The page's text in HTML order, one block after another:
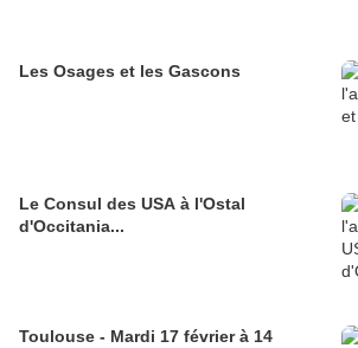
Les Osages et les Gascons
Le Consul des USA à l'Ostal
d'Occitania...
Toulouse - Mardi 17 février à 14